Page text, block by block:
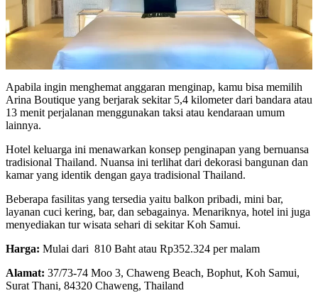
Apabila ingin menghemat anggaran menginap, kamu bisa memilih
Arina Boutique yang berjarak sekitar 5,4 kilometer dari bandara atau
13 menit perjalanan menggunakan taksi atau kendaraan umum
lainnya.
Hotel keluarga ini menawarkan konsep penginapan yang bernuansa
tradisional Thailand. Nuansa ini terlihat dari dekorasi bangunan dan
kamar yang identik dengan gaya tradisional Thailand.
Beberapa fasilitas yang tersedia yaitu balkon pribadi, mini bar,
layanan cuci kering, bar, dan sebagainya. Menariknya, hotel ini juga
menyediakan tur wisata sehari di sekitar Koh Samui.
Harga: Mulai dari 810 Baht atau Rp352.324 per malam
Alamat: 37/73-74 Moo 3, Chaweng Beach, Bophut, Koh Samui,
Surat Thani, 84320 Chaweng, Thailand